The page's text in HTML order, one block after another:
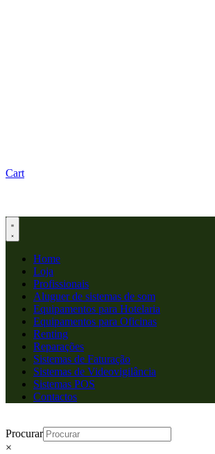
Cart
Home
Loja
Profissionais
Aluguer de sistemas de som
Equipamentos para Hotelaria
Equipamentos para Oficinas
Renting
Reparações
Sistemas de Faturação
Sistemas de Videovigilância
Sistemas POS
Contactos
Procurar
×